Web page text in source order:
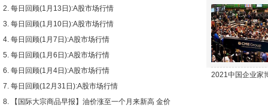
每日回顾(1月13日):A股市场行情
每日回顾(1月10日):A股市场行情
每日回顾(1月7日):A股市场行情
每日回顾(1月6日):A股市场行情
每日回顾(1月4日):A股市场行情
每日回顾(12月31日):A股市场行情
【国际大宗商品早报】油价涨至一个月来新高 金价
下跌
2021中国企业家